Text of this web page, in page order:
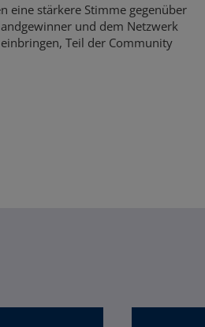
eine stärkere Stimme gegenüber
und dem Netzwerk
Teil der Community